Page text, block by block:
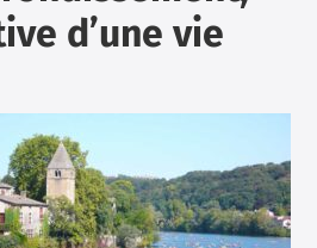
d’une vie